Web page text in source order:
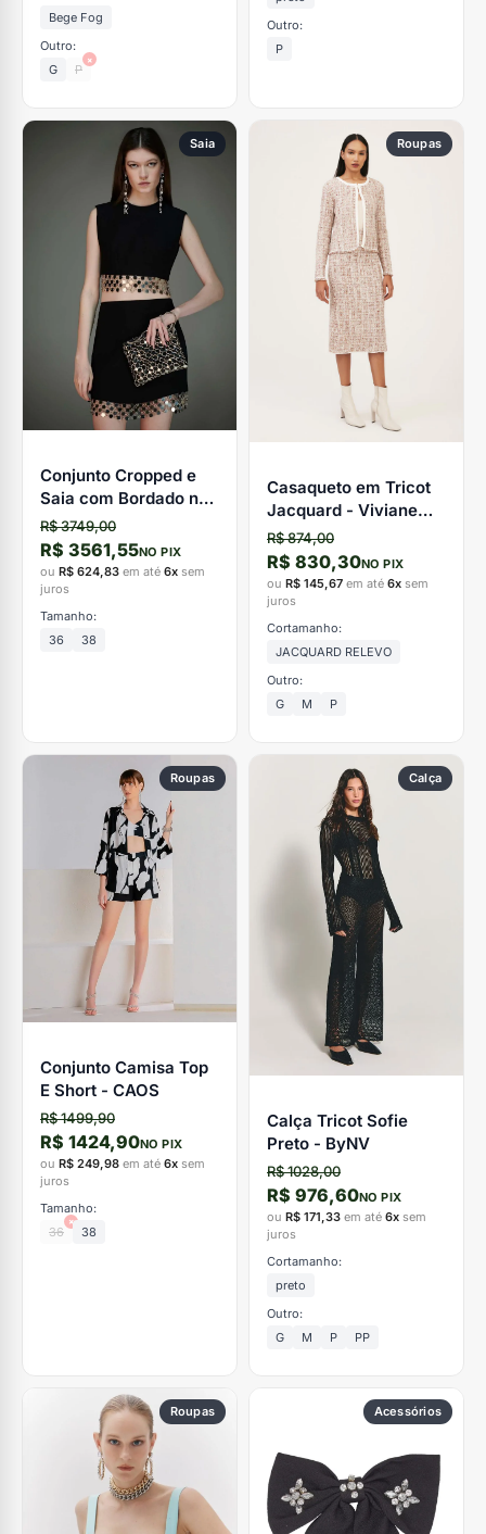
Bege Fog
Outro:
G
P
×
Outro:
P
Saia
Conjunto Cropped e
Saia com Bordado na
Barra Preto - CAOS
R$ 3749,00
R$ 3561,55NO PIX
ou R$ 624,83 em até 6x sem
juros
Tamanho:
36
38
Roupas
Casaqueto em Tricot
Jacquard - Viviane
Furrier
R$ 874,00
R$ 830,30NO PIX
ou R$ 145,67 em até 6x sem
juros
Cortamanho:
JACQUARD RELEVO
Outro:
G
M P
Roupas
Conjunto Camisa Top
E Short - CAOS
R$ 1499,90
R$ 1424,90NO PIX
ou R$ 249,98 em até 6x sem
juros
Tamanho:
36
×
38
Calça
Calça Tricot Sofie
Preto - ByNV
R$ 1028,00
R$ 976,60NO PIX
ou R$ 171,33 em até 6x sem
juros
Cortamanho:
preto
Outro:
G
M P PP
Roupas Acessórios